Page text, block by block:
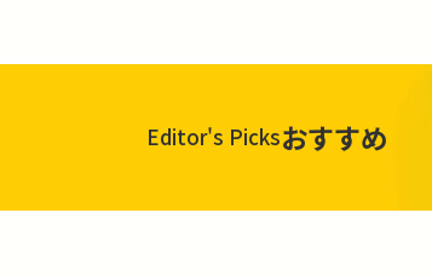
Editor's Picksおすすめ